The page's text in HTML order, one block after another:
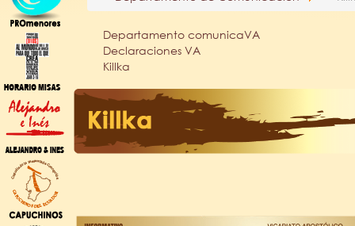
Departamento comunicaVA
Declaraciones VA
Killka